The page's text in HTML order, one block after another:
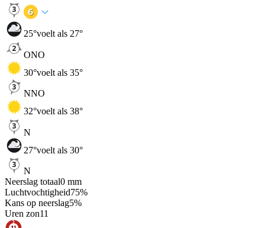
25°voelt als 27°
ONO
30°voelt als 35°
NNO
32°voelt als 38°
N
27°voelt als 30°
N
Neerslag totaal0 mm
Luchtvochtigheid75%
Kans op neerslag5%
Uren zon11